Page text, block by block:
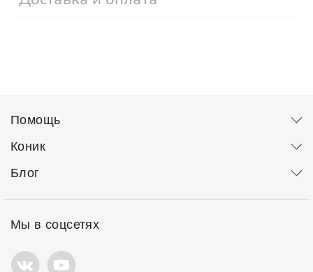
Помощь
Коник
Блог
Мы в соцсетях